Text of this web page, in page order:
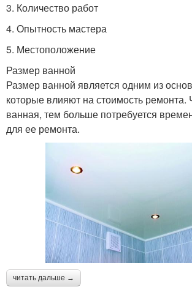
3. Количество работ
4. Опытность мастера
5. Местоположение
Размер ванной
Размер ванной является одним из
которые влияют на стоимость
ванная, тем больше потребуется
для ее ремонта.
читать дальше →